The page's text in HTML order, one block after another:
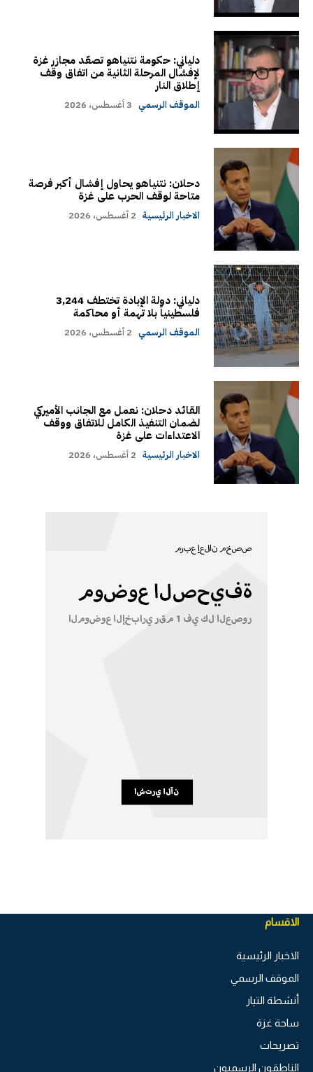
دلياني: حكومة نتنياهو تصعّد مجازر غزة
لإفشال المرحلة الثانية من اتفاق وقف
إطلاق النار
الموقف الرسمي 3 أغسطس، 2026
دحلان: نتنياهو يحاول إفشال أكبر فرصة
متاحة لوقف الحرب على غزة
الاخبار الرئيسية 2 أغسطس، 2026
دلياني: دولة الإبادة تختطف 3,244
فلسطينياً بلا تهمة أو محاكمة
الموقف الرسمي 2 أغسطس، 2026
القائد دحلان: نعمل مع الجانب الأميركي
لضمان التنفيذ الكامل للاتفاق ووقف
الاعتداءات على غزة
الاخبار الرئيسية 2 أغسطس، 2026
الاقسام
الاخبار الرئيسية
الموقف الرسمي
أنشطة التيار
ساحة غزة
تصريحات
الناطقون الرسميون